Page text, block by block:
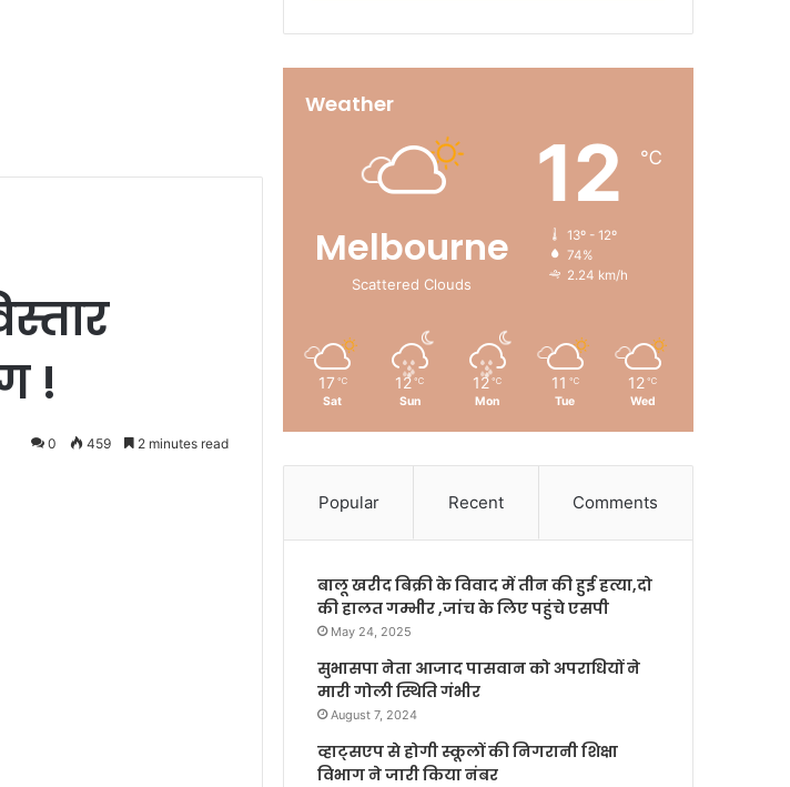
!
0 459 2 minutes read
Weather
Melbourne
Scattered Clouds
12 ℃
13º - 12º
74%
2.24 km/h
17 ℃
Sat
12 ℃
Sun
12 ℃
Mon
11 ℃
Tue
12 ℃
Wed
Popular Recent Comments
बालू खरीद बिक्री के विवाद में तीन की हुई हत्या,दो
की हालत गम्भीर ,जांच के लिए पहुंचे एसपी
May 24, 2025
सुभासपा नेता आजाद पासवान को अपराधियों ने
मारी गोली स्थिति गंभीर
August 7, 2024
व्हाट्सएप से होगी स्कूलों की निगरानी शिक्षा
विभाग ने जारी किया नंबर